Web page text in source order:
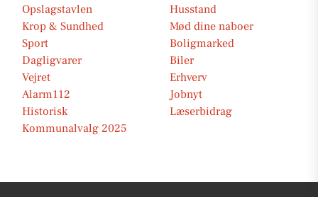
Opslagstavlen
Husstand
Krop & Sundhed
Mød dine naboer
Sport
Boligmarked
Dagligvarer
Biler
Vejret
Erhverv
Alarm112
Jobnyt
Historisk
Læserbidrag
Kommunalvalg 2025